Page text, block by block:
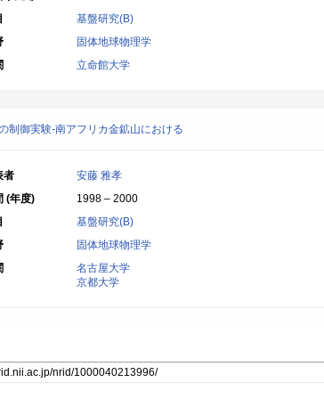
基盤研究(B)
固体地球物理学
立命館大学
制御実験-南アフリカ金鉱山における
者
安藤 雅孝
(年度)
1998 – 2000
基盤研究(B)
固体地球物理学
名古屋大学
京都大学